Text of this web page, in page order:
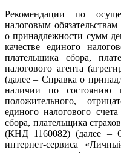
Рекомендации по
налоговым
о принадлежности сумм
качестве единого
плательщика сбора,
налогового агента
(далее – Справка о
наличии по состоянию
положительного,
единого налогового
сбора, плательщика
(КНД 1160082) (далее –
интернет-сервиса